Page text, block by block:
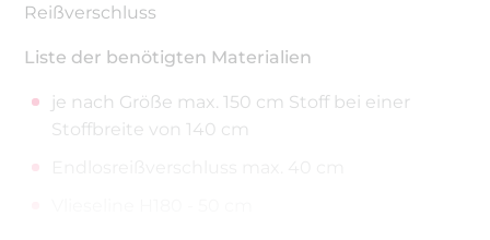
Reißverschluss
Liste der benötigten Materialien
je nach Größe max. 150 cm Stoff bei einer
Stoffbreite von 140 cm